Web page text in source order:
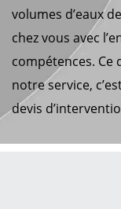
volumes d’eaux
chez vous avec
compétences. Ce
notre service,
devis